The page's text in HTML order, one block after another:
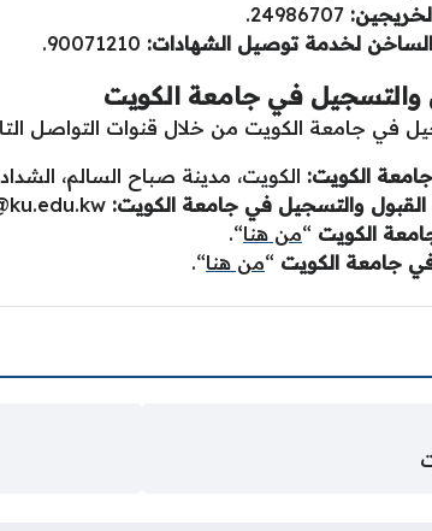
لخدمة توصيل الشهادات:
والتسجيل في جامعة الكويت
في جامعة الكويت من خلال قنوات التواصل
الكويت: الكويت، مدينة صباح السالم،
القبول والتسجيل في جامعة الكويت:
الكويت “من هنا“.
جامعة الكويت “من هنا“.